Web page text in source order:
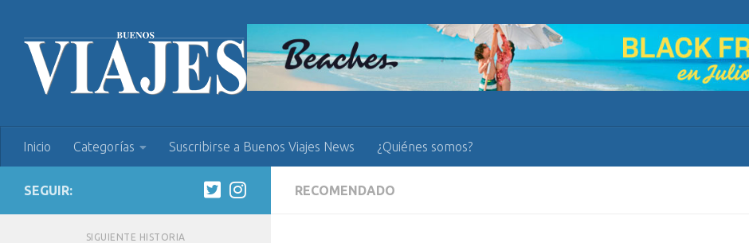
Inicio Categorías Suscribirse a Buenos Viajes News ¿Quiénes somos?
RECOMENDADO
SEGUIR:
SIGUIENTE HISTORIA